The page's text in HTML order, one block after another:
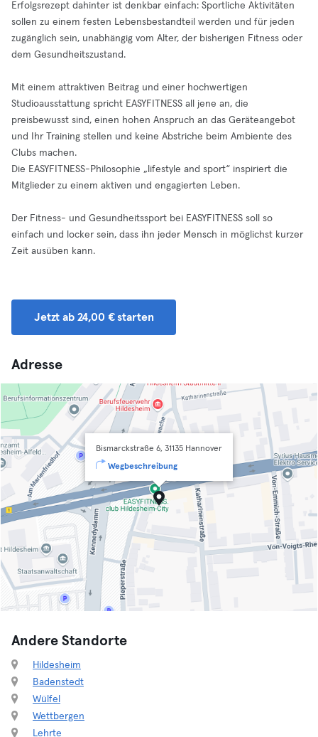
Erfolgsrezept dahinter ist denkbar einfach: Sportliche Aktivitäten
sollen zu einem festen Lebensbestandteil werden und für jeden
zugänglich sein, unabhängig vom Alter, der bisherigen Fitness oder
dem Gesundheitszustand.
Mit einem attraktiven Beitrag und einer hochwertigen
Studioausstattung spricht EASYFITNESS all jene an, die
preisbewusst sind, einen hohen Anspruch an das Geräteangebot
und Ihr Training stellen und keine Abstriche beim Ambiente des
Clubs machen.
Die EASYFITNESS-Philosophie „lifestyle and sport“ inspiriert die
Mitglieder zu einem aktiven und engagierten Leben.
Der Fitness- und Gesundheitssport bei EASYFITNESS soll so
einfach und locker sein, dass ihn jeder Mensch in möglichst kurzer
Zeit ausüben kann.
Jetzt ab 24,00 € starten
Adresse
Bismarckstraße 6, 31135 Hannover
Wegbeschreibung
Andere Standorte
Hildesheim
Badenstedt
Wülfel
Wettbergen
Lehrte